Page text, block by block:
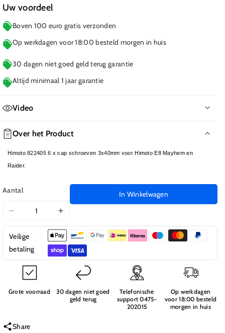
Uw voordeel
Boven 100 euro gratis verzonden
Op werkdagen voor 18:00 besteld morgen in huis
30 dagen niet goed geld terug garantie
Altijd minimaal 1 jaar garantie
Video
Over het Product
Himoto 822405 6 x cap schroeven 3x40mm voor Himoto E8 Mayhem en
Raider.
Aantal
verlagen
voor
822405
Cap
Schroeven
3x40mm
E8
Aantal
verhogen
voor
822405
Cap
Schroeven
3x40mm
E8
In Winkelwagen
Veilige
betaling
Grote voorraad
30 dagen niet goed
geld terug
Telefonische
support 0475-
202015
Op werkdagen
voor 18:00 besteld
morgen in huis
Share